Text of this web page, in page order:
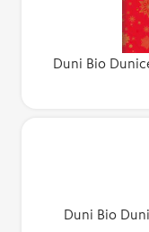
Duni Bio
Duni Bio